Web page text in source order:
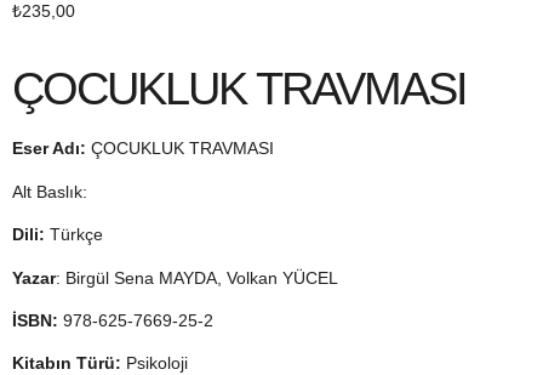
₺235,00
ÇOCUKLUK TRAVMASI
Eser Adı: ÇOCUKLUK TRAVMASI
Alt Baslık:
Dili: Türkçe
Yazar: Birgül Sena MAYDA, Volkan YÜCEL
İSBN: 978-625-7669-25-2
Kitabın Türü: Psikoloji